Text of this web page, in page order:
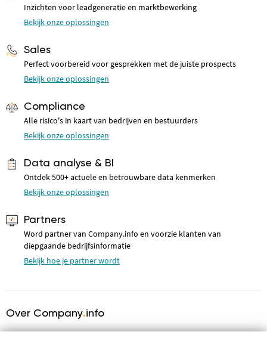
Inzichten voor leadgeneratie en marktbewerking
Bekijk onze oplossingen
Sales
Perfect voorbereid voor gesprekken met de juiste prospects
Bekijk onze oplossingen
Compliance
Alle risico's in kaart van bedrijven en bestuurders
Bekijk onze oplossingen
Data analyse & BI
Ontdek 500+ actuele en betrouwbare data kenmerken
Bekijk onze oplossingen
Partners
Word partner van Company.info en voorzie klanten van
diepgaande bedrijfsinformatie
Bekijk hoe je partner wordt
Over Company.info
Over ons